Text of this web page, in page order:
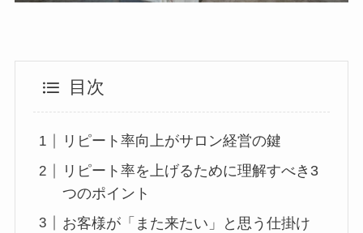
目次
リピート率向上がサロン経営の鍵
リピート率を上げるために理解すべき3
つのポイント
お客様が「また来たい」と思う仕掛け